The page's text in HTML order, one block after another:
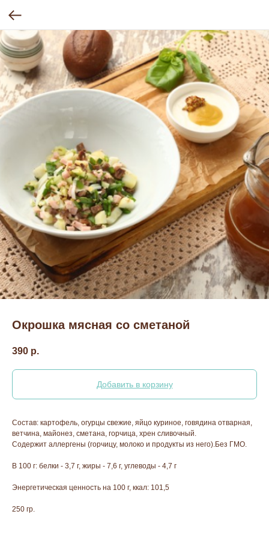
Окрошка мясная со сметаной
390 р.
Добавить в корзину
Состав: картофель, огурцы свежие, яйцо куриное, говядина отварная,
ветчина, майонез, сметана, горчица, хрен сливочный.
Содержит аллергены (горчицу, молоко и продукты из него).Без ГМО.
В 100 г: белки - 3,7 г, жиры - 7,6 г, углеводы - 4,7 г
Энергетическая ценность на 100 г, ккал: 101,5
250 гр.